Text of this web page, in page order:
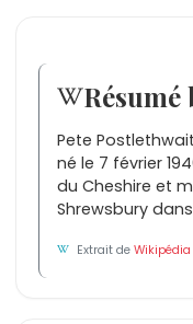
Pete
né le 7 février
du Cheshire et
Shrewsbury
Extrait deWikipédia